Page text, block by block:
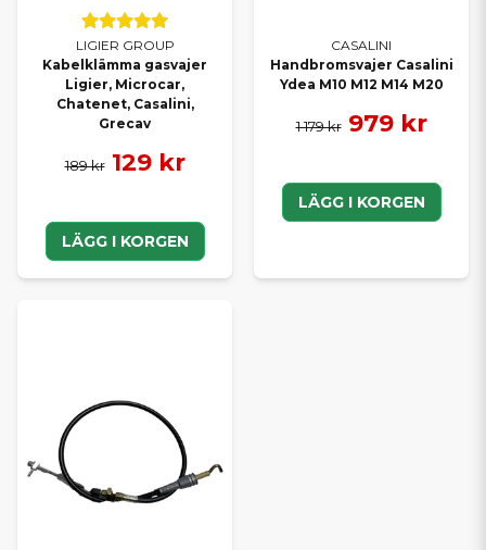
LIGIER GROUP
Kabelklämma gasvajer
Ligier, Microcar,
Chatenet, Casalini,
Grecav
189 kr 129 kr
LÄGG I KORGEN
CASALINI
Handbromsvajer Casalini
Ydea M10 M12 M14 M20
1 179 kr 979 kr
LÄGG I KORGEN